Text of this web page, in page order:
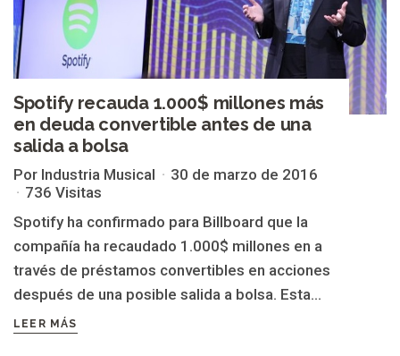
Spotify recauda 1.000$ millones más
en deuda convertible antes de una
salida a bolsa
Por Industria Musical
30 de marzo de 2016
736 Visitas
Spotify ha confirmado para Billboard que la
compañía ha recaudado 1.000$ millones en a
través de préstamos convertibles en acciones
después de una posible salida a bolsa. Esta...
LEER MÁS